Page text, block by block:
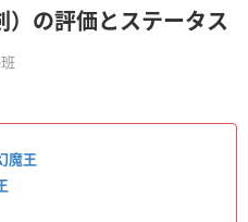
）の評価とステータス
魔王